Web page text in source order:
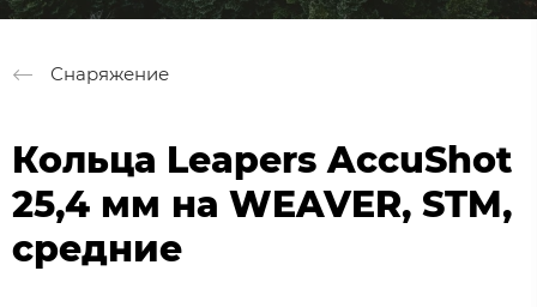
Снаряжение
Кольца Leapers AccuShot
25,4 мм на WEAVER, STM,
средние